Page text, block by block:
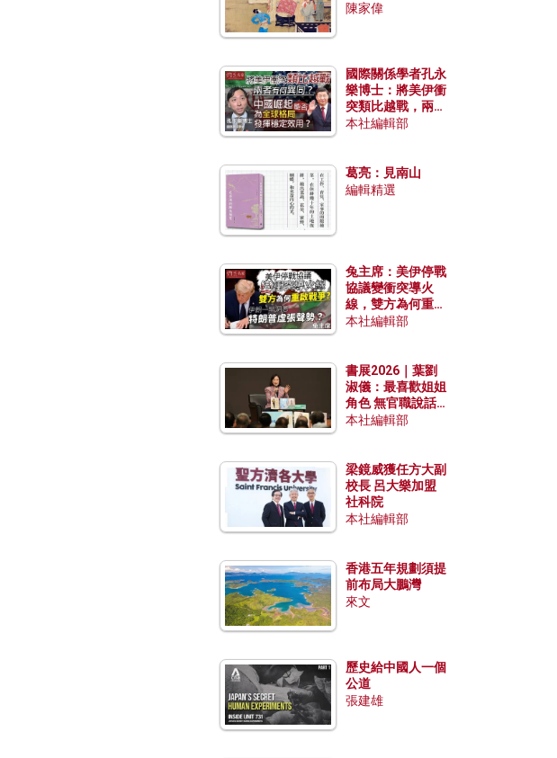
陳家偉
國際關係學者孔永
樂博士：將美伊衝
突類比越戰，兩者
有何異同？中國崛
本社編輯部
葛亮：見南山
編輯精選
兔主席：美伊停戰
協議變衝突導火
線，雙方為何重啟
戰爭？伊朗一早洞
本社編輯部
書展2026｜葉劉
淑儀：最喜歡姐姐
角色 無官職說話
包袱少
本社編輯部
梁鏡威獲任方大副
校長 呂大樂加盟
社科院
本社編輯部
香港五年規劃須提
前布局大鵬灣
來文
歷史給中國人一個
公道
張建雄